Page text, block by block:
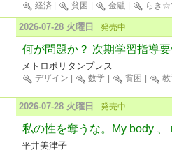
経済 貧困 金融 らき☆
2026-07-28 火曜日 発売中
何が問題か？ 次期学習指導
メトロポリタンプレス
デザイン 数学 貧困 教
2026-07-28 火曜日 発売中
私の性を奪うな。My body 、
平井美津子